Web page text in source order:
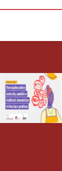
VEJA MAIS